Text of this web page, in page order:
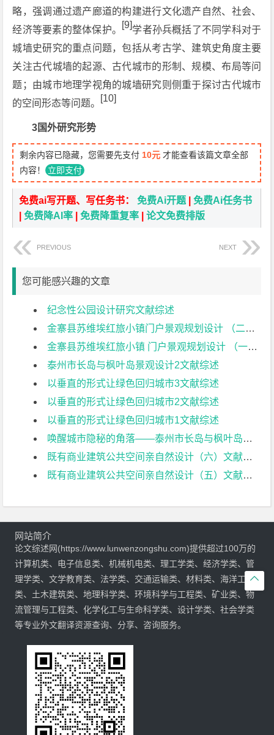
略，强调通过遗产廊道的构建进行文化遗产自然、社会、
经济等要素的整体保护。
[9]学者孙兵概括了不同学科对于
城墙史研究的重点问题，包括从考古学、建筑史角度主要
关注古代城墙的起源、古代城市的形制、规模、布局等问
题；由城市地理学视角的城墙研究则侧重于探讨古代城市
的空间形态等问题。 [10]
3国外研究形势
剩余内容已隐藏，您需要先支付 10元 才能查看该篇文章全部
内容！ 立即支付
免费ai写开题、写任务书：免费Ai开题 |免费Ai任务书
|免费降AI率 |免费降重复率 |论文免费排版
PREVIOUS NEXT
您可能感兴趣的文章
纪念性公园设计研究文献综述
金寨县苏维埃红旅小镇门户景观规划设计 （二）文献综述
金寨县苏维埃红旅小镇 门户景观规划设计 （一）文献综述
泰州市长岛与枫叶岛景观设计2文献综述
以垂直的形式让绿色回归城市3文献综述
以垂直的形式让绿色回归城市2文献综述
以垂直的形式让绿色回归城市1文献综述
唤醒城市隐秘的角落——泰州市长岛与枫叶岛景观设计1文献综述
既有商业建筑公共空间亲自然设计（六）文献综述
既有商业建筑公共空间亲自然设计（五）文献综述

网站简介
论文综述网(https://www.lunwenzongshu.com)提供超过100万的
计算机类、电子信息类、机械机电类、理工学类、经济学类、管
理学类、文学教育类、法学类、交通运输类、材料类、海洋工程
类、土木建筑类、地理科学类、环境科学与工程类、矿业类、物
流管理与工程类、化学化工与生命科学类、设计学类、社会学类
等专业外文翻译资源查询、分享、咨询服务。